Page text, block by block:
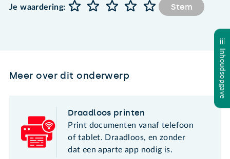
Inhoudsopgave
Je waardering: Stem
Meer over dit onderwerp
Draadloos printen
Print documenten vanaf telefoon
of tablet. Draadloos, en zonder
dat een aparte app nodig is.